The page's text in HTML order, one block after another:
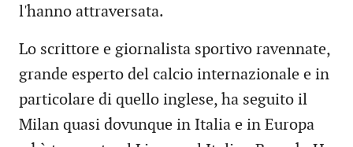
l'hanno attraversata.
Lo scrittore e giornalista sportivo ravennate,
grande esperto del calcio internazionale e in
particolare di quello inglese, ha seguito il
Milan quasi dovunque in Italia e in Europa